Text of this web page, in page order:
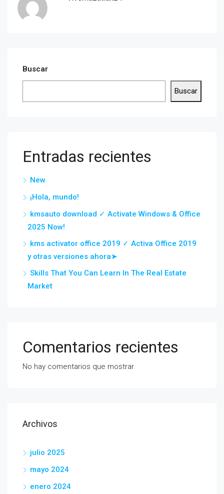
Buscar
Buscar
Entradas recientes
New
¡Hola, mundo!
kmsauto download ✓ Activate Windows & Office
2025 Now!
kms activator office 2019 ✓ Activa Office 2019
y otras versiones ahora➤
Skills That You Can Learn In The Real Estate
Market
Comentarios recientes
No hay comentarios que mostrar.
Archivos
julio 2025
mayo 2024
enero 2024